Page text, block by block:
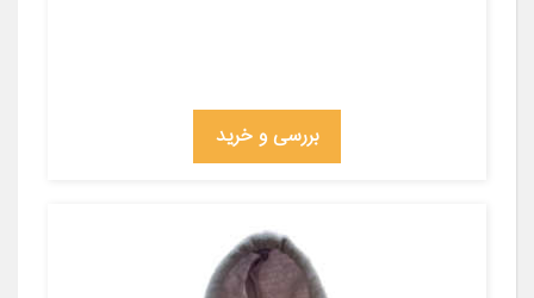
بررسی و خرید